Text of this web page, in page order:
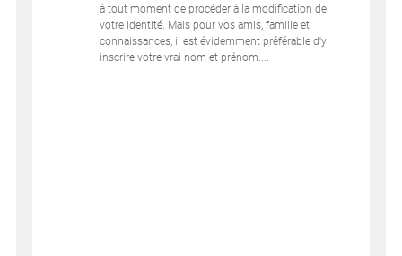
à tout moment de procéder à la modification de
votre identité. Mais pour vos amis, famille et
connaissances, il est évidemment préférable d'y
inscrire votre vrai nom et prénom....